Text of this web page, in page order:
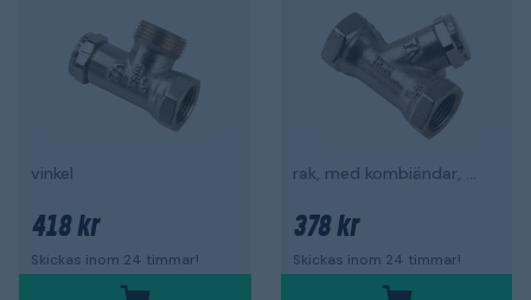
vinkel
418 kr
Skickas inom 24 timmar!
rak, med kombiändar, G10
378 kr
Skickas inom 24 timmar!